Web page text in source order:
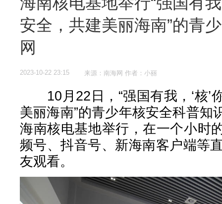
安全，共建美丽海南”的青
网
2023-10-22 23:15 来源：南海网 作者：小丽
10月22日，“强国有我，‘核’
美丽海南”的青少年核安全科普知
海南核电基地举行，在一个小时
频号、抖音号、新海南客户端等
友观看。